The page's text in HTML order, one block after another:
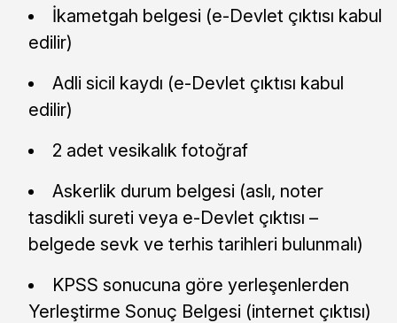
İkametgah belgesi (e-Devlet çıktısı kabul
edilir)
Adli sicil kaydı (e-Devlet çıktısı kabul
edilir)
2 adet vesikalık fotoğraf
Askerlik durum belgesi (aslı, noter
tasdikli sureti veya e-Devlet çıktısı –
belgede sevk ve terhis tarihleri bulunmalı)
KPSS sonucuna göre yerleşenlerden
Yerleştirme Sonuç Belgesi (internet çıktısı)